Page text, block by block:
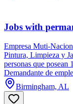
Jobs with
Empresa Muti-
Pintura, Limpieza y
personas que posean
Demandante de
Birmingham, AL